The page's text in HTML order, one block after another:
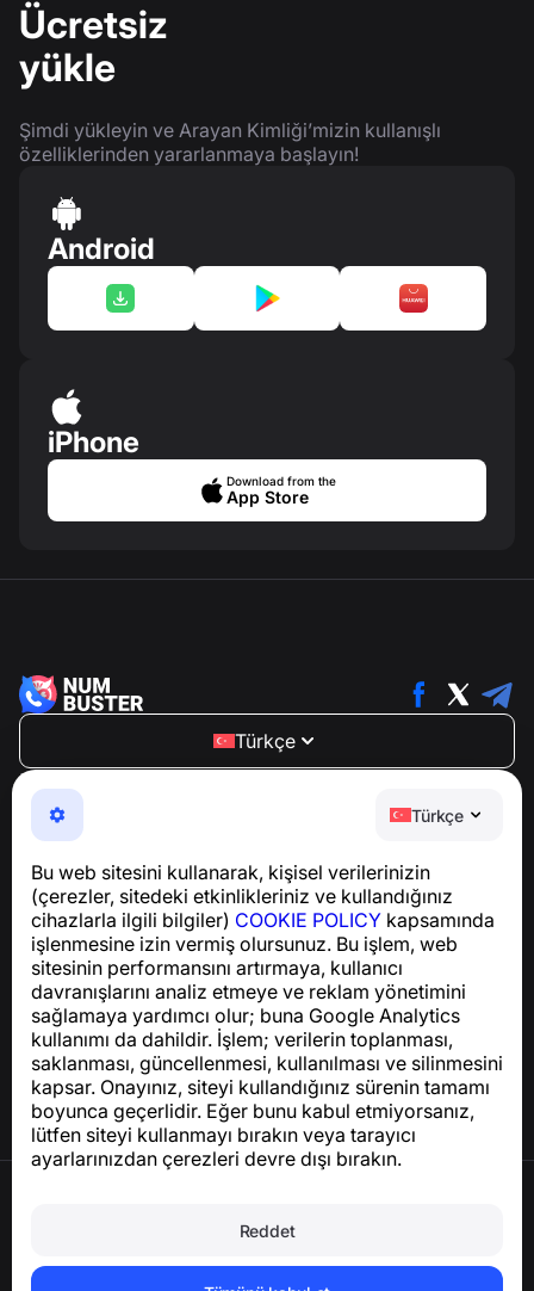
Türkçe
Bu web sitesini kullanarak, kişisel verilerinizin
(çerezler, sitedeki etkinlikleriniz ve kullandığınız
cihazlarla ilgili bilgiler) COOKIE POLICY kapsamında
işlenmesine izin vermiş olursunuz. Bu işlem, web
sitesinin performansını artırmaya, kullanıcı
davranışlarını analiz etmeye ve reklam yönetimini
sağlamaya yardımcı olur; buna Google Analytics
kullanımı da dahildir. İşlem; verilerin toplanması,
saklanması, güncellenmesi, kullanılması ve silinmesini
kapsar. Onayınız, siteyi kullandığınız sürenin tamamı
boyunca geçerlidir. Eğer bunu kabul etmiyorsanız,
lütfen siteyi kullanmayı bırakın veya tarayıcı
ayarlarınızdan çerezleri devre dışı bırakın.
Reddet
Ücretsiz
yükle
Şimdi yükleyin ve Arayan Kimliği’mizin kullanışlı
özelliklerinden yararlanmaya başlayın!
Android
iPhone
Download from the
App Store
Türkçe
NumBuster © 2013—2026 ·
Telefon dolandırıcılığına, spam’e ve istenmeyen
mesajlara karşı koruma sağlayan kullanımı kolay bir
GDPR uyumluluğu ile ilgili sorular için:
support@numbuster.com
Yardım Merkezi
Haberler ve Makaleler
Proje hakkında
İletişim
Hesabı ve kişisel verileri silin